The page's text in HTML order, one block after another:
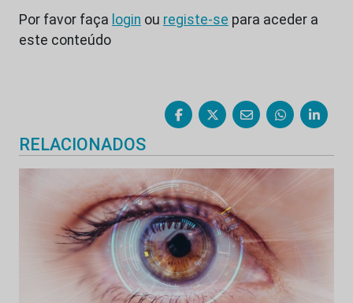
Por favor faça login ou registe-se para aceder a
este conteúdo
RELACIONADOS